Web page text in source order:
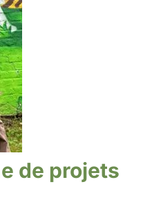
de projets